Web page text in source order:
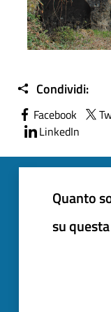
Condividi:
Facebook
LinkedIn
Quanto
su